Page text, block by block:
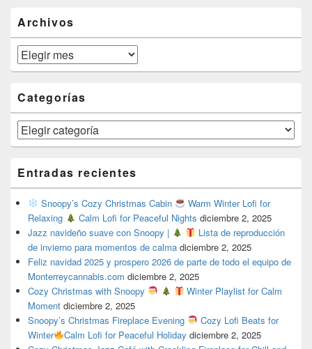
Archivos
Archivos
Categorías
Categorías
Entradas recientes
Snoopy’s Cozy Christmas Cabin
Warm Winter Lofi for
Relaxing
Calm Lofi for Peaceful Nights diciembre 2, 2025
Jazz navideño suave con Snoopy |
Lista de reproducción
de invierno para momentos de calma diciembre 2, 2025
Feliz navidad 2025 y prospero 2026 de parte de todo el equipo de
Monterreycannabis.com diciembre 2, 2025
Cozy Christmas with Snoopy
Winter Playlist for Calm
Moment diciembre 2, 2025
Snoopy’s Christmas Fireplace Evening
Cozy Lofi Beats for
Winter
Calm Lofi for Peaceful Holiday diciembre 2, 2025